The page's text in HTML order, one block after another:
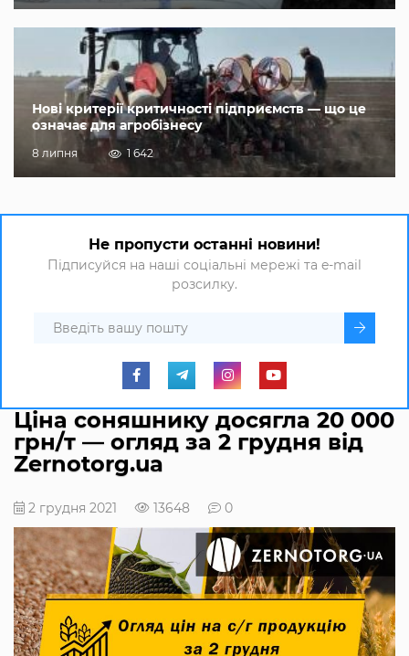
Нові критерії критичності підприємств — що це
означає для агробізнесу
8 липня 1 642
Не пропусти останні новини!
Підписуйся на наші соціальні мережі та e-mail
розсилку.
Ціна соняшнику досягла 20 000
грн/т — огляд за 2 грудня від
Zernotorg.ua
2 грудня 2021 13648 0